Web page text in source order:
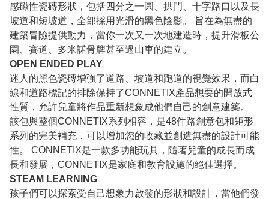
感磁性瓷磚形狀，包括四分之一圓、拱門、十字路口以及長
坡道和短坡道，全部採用光滑的黑色陰影。 旨在為無盡的
建築冒險提供動力，當你一次又一次地建造時，提升滑板公
園、賽道、多米諾骨牌甚至過山車的建立。
OPEN ENDED PLAY
迷人的黑色瓷磚增強了道路、坡道和跑道的視覺效果，而白
線和道路標記的排除保持了CONNETIX產品想要的開放式
性質，允許兒童將作品重新想象成他們自己的創意建築。
該包與整個CONNETIX系列相容，是48件路創意包和矩形
系列的完美補充，可以增加您的收藏並創造無盡的設計可能
性。 CONNETIX是一款多功能玩具，隨著兒童的成長而成
長和發展，CONNETIX是家庭和教育設施的絕佳選擇。
STEAM LEARNING
孩子們可以探索受自己想象力啟發的形狀和設計，當他們發